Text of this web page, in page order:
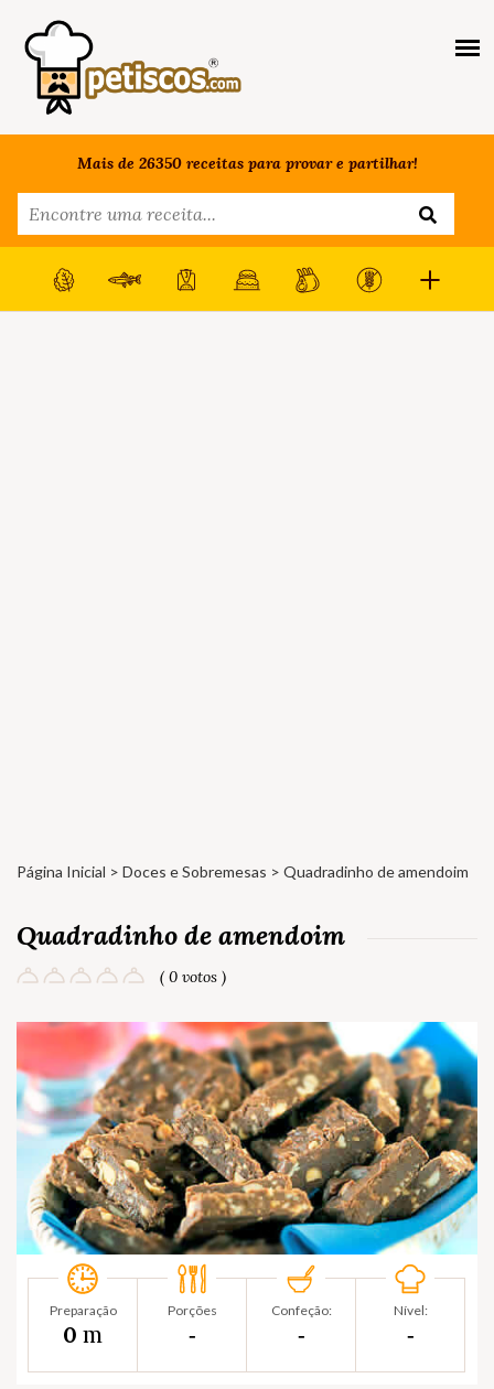
Mais de 26350 receitas para provar e partilhar!
Página Inicial > Doces e Sobremesas > Quadradinho de amendoim
Quadradinho de amendoim
( 0 votos )
Preparação
0 m
Porções
‐
Confeção:
‐
Nível:
‐